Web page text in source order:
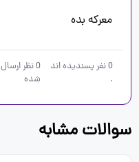
معرکه بده
0نفر پسندیده اند
.
0نظر ارسال
شده
سوالات مشابه